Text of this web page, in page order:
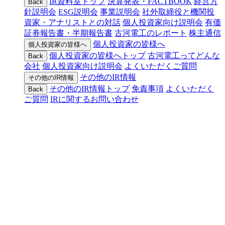
Back
針説明会 ESG説明会 事業説明会 社外取締役と機関投
資家・アナリストとの対話 個人投資家向け説明会 有価
証券報告書・半期報告書 古河電工のレポート 株主通信
個人投資家の皆様へ 個人投資家の皆様へ
Back 個人投資家の皆様へトップ 古河電工ってどんな
会社 個人投資家向け説明会 よくいただくご質問
その他のIR情報 その他のIR情報
Back その他のIR情報トップ 免責事項 よくいただく
ご質問 IRに関するお問い合わせ